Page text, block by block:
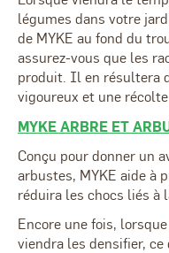
légumes dans votre
de MYKE au fond du
assurez-vous que les
produit. Il en résultera
vigoureux et une
MYKE ARBRE ET
Conçu pour donner un
arbustes, MYKE aide à
réduira les chocs liés à
Encore une fois,
viendra les densifier,